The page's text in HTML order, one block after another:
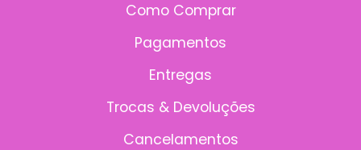
Como Comprar
Pagamentos
Entregas
Trocas & Devoluções
Cancelamentos